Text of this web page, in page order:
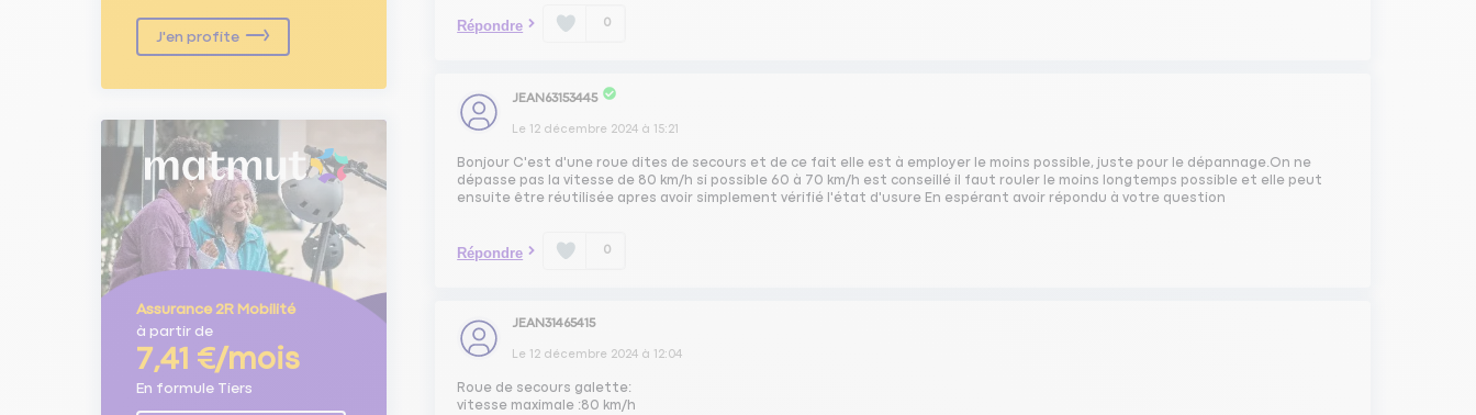
J'en profite
Assurance 2R Mobilité
à partir de
7,41 €/mois
En formule Tiers
Répondre 0
JEAN63153445
Le 12 décembre 2024 à 15:21
Bonjour C'est d'une roue dites de secours et de ce fait elle est à employer le moins possible, juste pour le dépannage.On ne
dépasse pas la vitesse de 80 km/h si possible 60 à 70 km/h est conseillé il faut rouler le moins longtemps possible et elle peut
ensuite être réutilisée apres avoir simplement vérifié l'état d'usure En espérant avoir répondu à votre question
Répondre 0
JEAN31465415
Le 12 décembre 2024 à 12:04
Roue de secours galette:
vitesse maximale :80 km/h